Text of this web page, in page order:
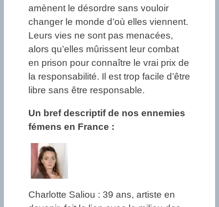
amènent le désordre sans vouloir
changer le monde d’où elles viennent.
Leurs vies ne sont pas menacées,
alors qu’elles mûrissent leur combat
en prison pour connaître le vrai prix de
la responsabilité. Il est trop facile d’être
libre sans être responsable.
Un bref descriptif de nos ennemies
fémens en France :
Charlotte Saliou : 39 ans, artiste en